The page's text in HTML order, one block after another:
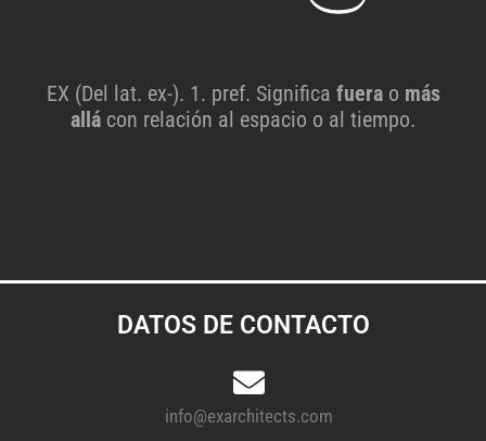
EX (Del lat. ex-). 1. pref. Significa fuera o más
allá con relación al espacio o al tiempo.
DATOS DE CONTACTO
info@exarchitects.com